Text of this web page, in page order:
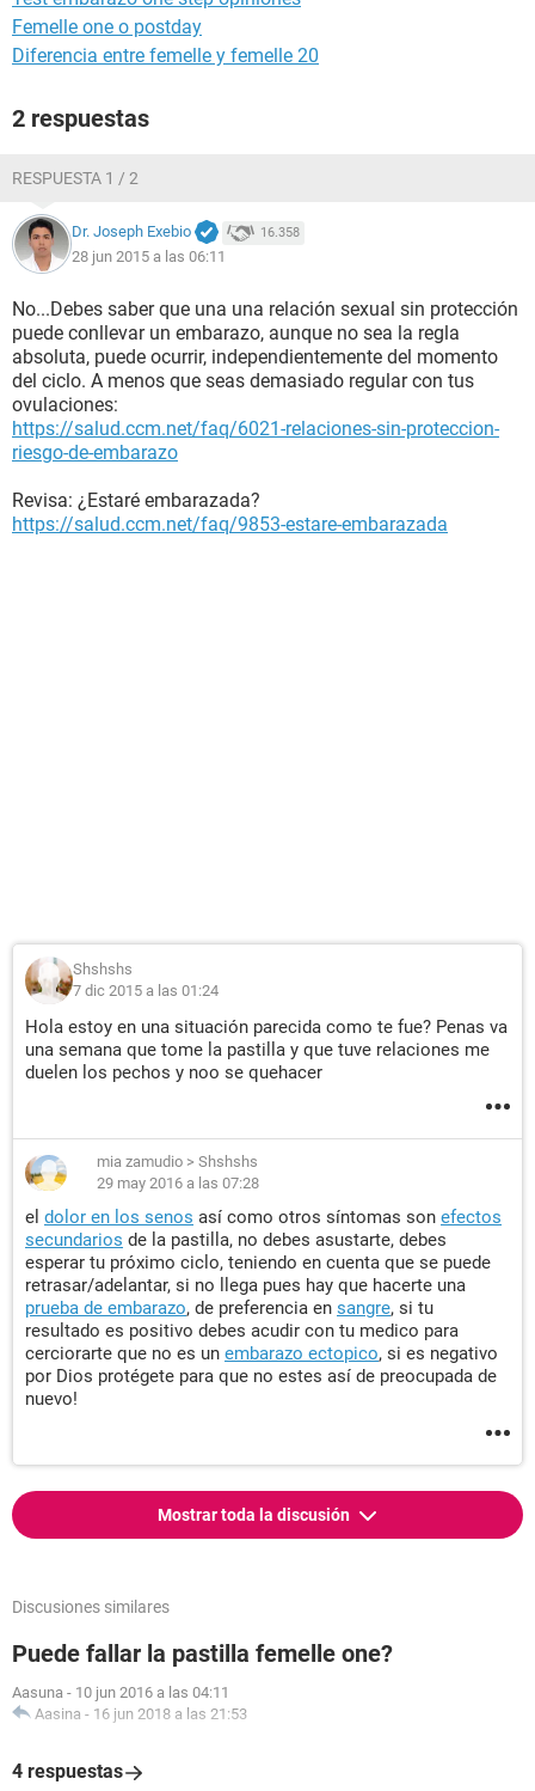
Femelle one o postday
Diferencia entre femelle y femelle 20
2 respuestas
RESPUESTA 1 / 2
Dr. Joseph Exebio 16.358
28 jun 2015 a las 06:11
No...Debes saber que una una relación sexual sin protección
puede conllevar un embarazo, aunque no sea la regla
absoluta, puede ocurrir, independientemente del momento
del ciclo. A menos que seas demasiado regular con tus
ovulaciones:
https://salud.ccm.net/faq/6021-relaciones-sin-proteccion-
riesgo-de-embarazo
Revisa: ¿Estaré embarazada?
https://salud.ccm.net/faq/9853-estare-embarazada
Shshshs
7 dic 2015 a las 01:24
Hola estoy en una situación parecida como te fue? Penas va
una semana que tome la pastilla y que tuve relaciones me
duelen los pechos y noo se quehacer
mia zamudio > Shshshs
29 may 2016 a las 07:28
el dolor en los senos así como otros síntomas son efectos
secundarios de la pastilla, no debes asustarte, debes
esperar tu próximo ciclo, teniendo en cuenta que se puede
retrasar/adelantar, si no llega pues hay que hacerte una
prueba de embarazo, de preferencia en sangre, si tu
resultado es positivo debes acudir con tu medico para
cerciorarte que no es un embarazo ectopico, si es negativo
por Dios protégete para que no estes así de preocupada de
nuevo!
Mostrar toda la discusión
Discusiones similares
Puede fallar la pastilla femelle one?
Aasuna - 10 jun 2016 a las 04:11
Aasina - 16 jun 2018 a las 21:53
4 respuestas